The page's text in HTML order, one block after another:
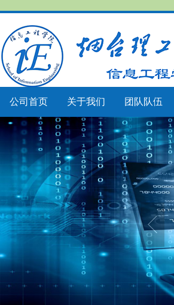
公司首页 关于我们 团队队伍